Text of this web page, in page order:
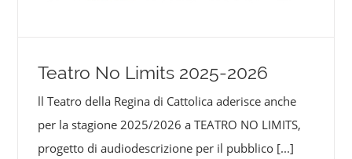
Teatro No Limits 2025-2026
ll Teatro della Regina di Cattolica aderisce anche
per la stagione 2025/2026 a TEATRO NO LIMITS,
progetto di audiodescrizione per il pubblico [...]